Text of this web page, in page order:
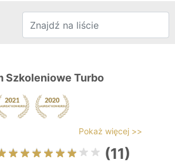
Szkoleniowe Turbo
Pokaż więcej >>
(11)